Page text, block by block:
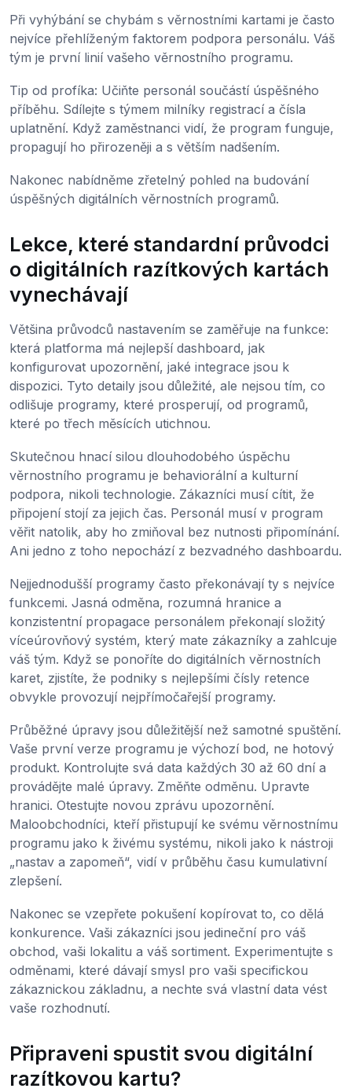
Při vyhýbání se chybám s věrnostními kartami je často
nejvíce přehlíženým faktorem podpora personálu. Váš
tým je první linií vašeho věrnostního programu.
Tip od profíka: Učiňte personál součástí úspěšného
příběhu. Sdílejte s týmem milníky registrací a čísla
uplatnění. Když zaměstnanci vidí, že program funguje,
propagují ho přirozeněji a s větším nadšením.
Nakonec nabídněme zřetelný pohled na budování
úspěšných digitálních věrnostních programů.
Lekce, které standardní průvodci
o digitálních razítkových kartách
vynechávají
Většina průvodců nastavením se zaměřuje na funkce:
která platforma má nejlepší dashboard, jak
konfigurovat upozornění, jaké integrace jsou k
dispozici. Tyto detaily jsou důležité, ale nejsou tím, co
odlišuje programy, které prosperují, od programů,
které po třech měsících utichnou.
Skutečnou hnací silou dlouhodobého úspěchu
věrnostního programu je behaviorální a kulturní
podpora, nikoli technologie. Zákazníci musí cítit, že
připojení stojí za jejich čas. Personál musí v program
věřit natolik, aby ho zmiňoval bez nutnosti připomínání.
Ani jedno z toho nepochází z bezvadného dashboardu.
Nejjednodušší programy často překonávají ty s nejvíce
funkcemi. Jasná odměna, rozumná hranice a
konzistentní propagace personálem překonají složitý
víceúrovňový systém, který mate zákazníky a zahlcuje
váš tým. Když se ponoříte do digitálních věrnostních
karet, zjistíte, že podniky s nejlepšími čísly retence
obvykle provozují nejpřímočařejší programy.
Průběžné úpravy jsou důležitější než samotné spuštění.
Vaše první verze programu je výchozí bod, ne hotový
produkt. Kontrolujte svá data každých 30 až 60 dní a
provádějte malé úpravy. Změňte odměnu. Upravte
hranici. Otestujte novou zprávu upozornění.
Maloobchodníci, kteří přistupují ke svému věrnostnímu
programu jako k živému systému, nikoli jako k nástroji
„nastav a zapomeň“, vidí v průběhu času kumulativní
zlepšení.
Nakonec se vzepřete pokušení kopírovat to, co dělá
konkurence. Vaši zákazníci jsou jedineční pro váš
obchod, vaši lokalitu a váš sortiment. Experimentujte s
odměnami, které dávají smysl pro vaši specifickou
zákaznickou základnu, a nechte svá vlastní data vést
vaše rozhodnutí.
Připraveni spustit svou digitální
razítkovou kartu?